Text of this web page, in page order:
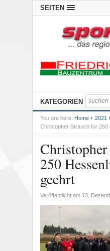
SEITEN
KATEGORIEN
You are here: Home 2021
Christopher Strauch für 250
250
geehrt
Veröffentlicht am 13.